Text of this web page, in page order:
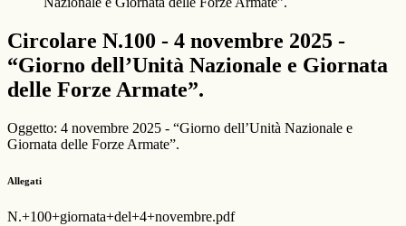
Circolare N.100 - 4 novembre 2025 -
“Giorno dell’Unità Nazionale e Giornata
delle Forze Armate”.
Oggetto: 4 novembre 2025 - “Giorno dell’Unità Nazionale e
Giornata delle Forze Armate”.
Allegati
N.+100+giornata+del+4+novembre.pdf